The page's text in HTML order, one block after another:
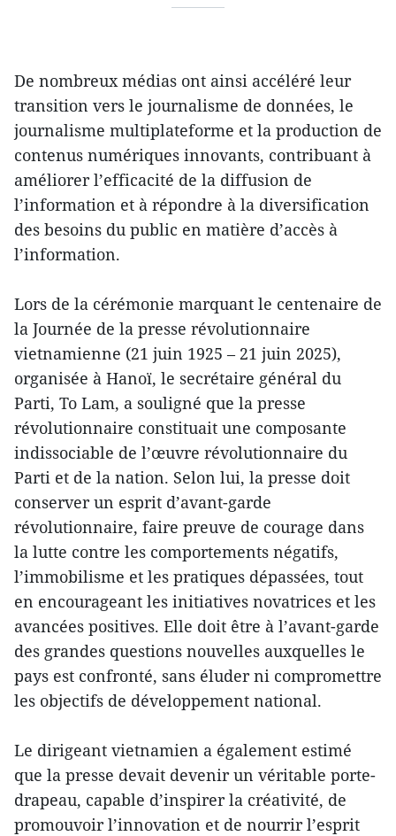
De nombreux médias ont ainsi accéléré leur
transition vers le journalisme de données, le
journalisme multiplateforme et la production de
contenus numériques innovants, contribuant à
améliorer l’efficacité de la diffusion de
l’information et à répondre à la diversification
des besoins du public en matière d’accès à
l’information.
Lors de la cérémonie marquant le centenaire de
la Journée de la presse révolutionnaire
vietnamienne (21 juin 1925 – 21 juin 2025),
organisée à Hanoï, le secrétaire général du
Parti, To Lam, a souligné que la presse
révolutionnaire constituait une composante
indissociable de l’œuvre révolutionnaire du
Parti et de la nation. Selon lui, la presse doit
conserver un esprit d’avant-garde
révolutionnaire, faire preuve de courage dans
la lutte contre les comportements négatifs,
l’immobilisme et les pratiques dépassées, tout
en encourageant les initiatives novatrices et les
avancées positives. Elle doit être à l’avant-garde
des grandes questions nouvelles auxquelles le
pays est confronté, sans éluder ni compromettre
les objectifs de développement national.
Le dirigeant vietnamien a également estimé
que la presse devait devenir un véritable porte-
drapeau, capable d’inspirer la créativité, de
promouvoir l’innovation et de nourrir l’esprit